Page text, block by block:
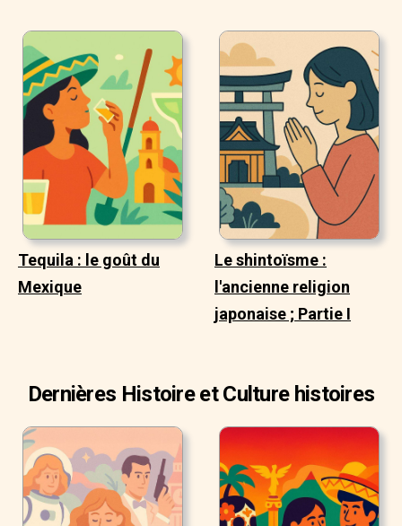
Tequila : le goût du
Mexique
Le shintoïsme :
l'ancienne religion
japonaise ; Partie I
Dernières Histoire et Culture histoires